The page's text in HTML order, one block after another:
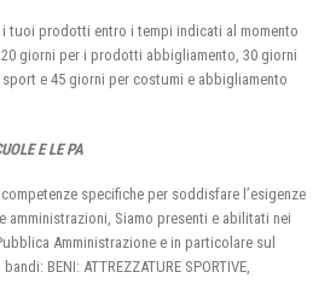
i tuoi prodotti entro i tempi indicati al momento
giorni per i prodotti abbigliamento, 30 giorni
e 45 giorni per costumi e abbigliamento
E LE PA
specifiche per soddisfare l’esigenze
amministrazioni, Siamo presenti e abilitati nei
Amministrazione e in particolare sul
BENI: ATTREZZATURE SPORTIVE,